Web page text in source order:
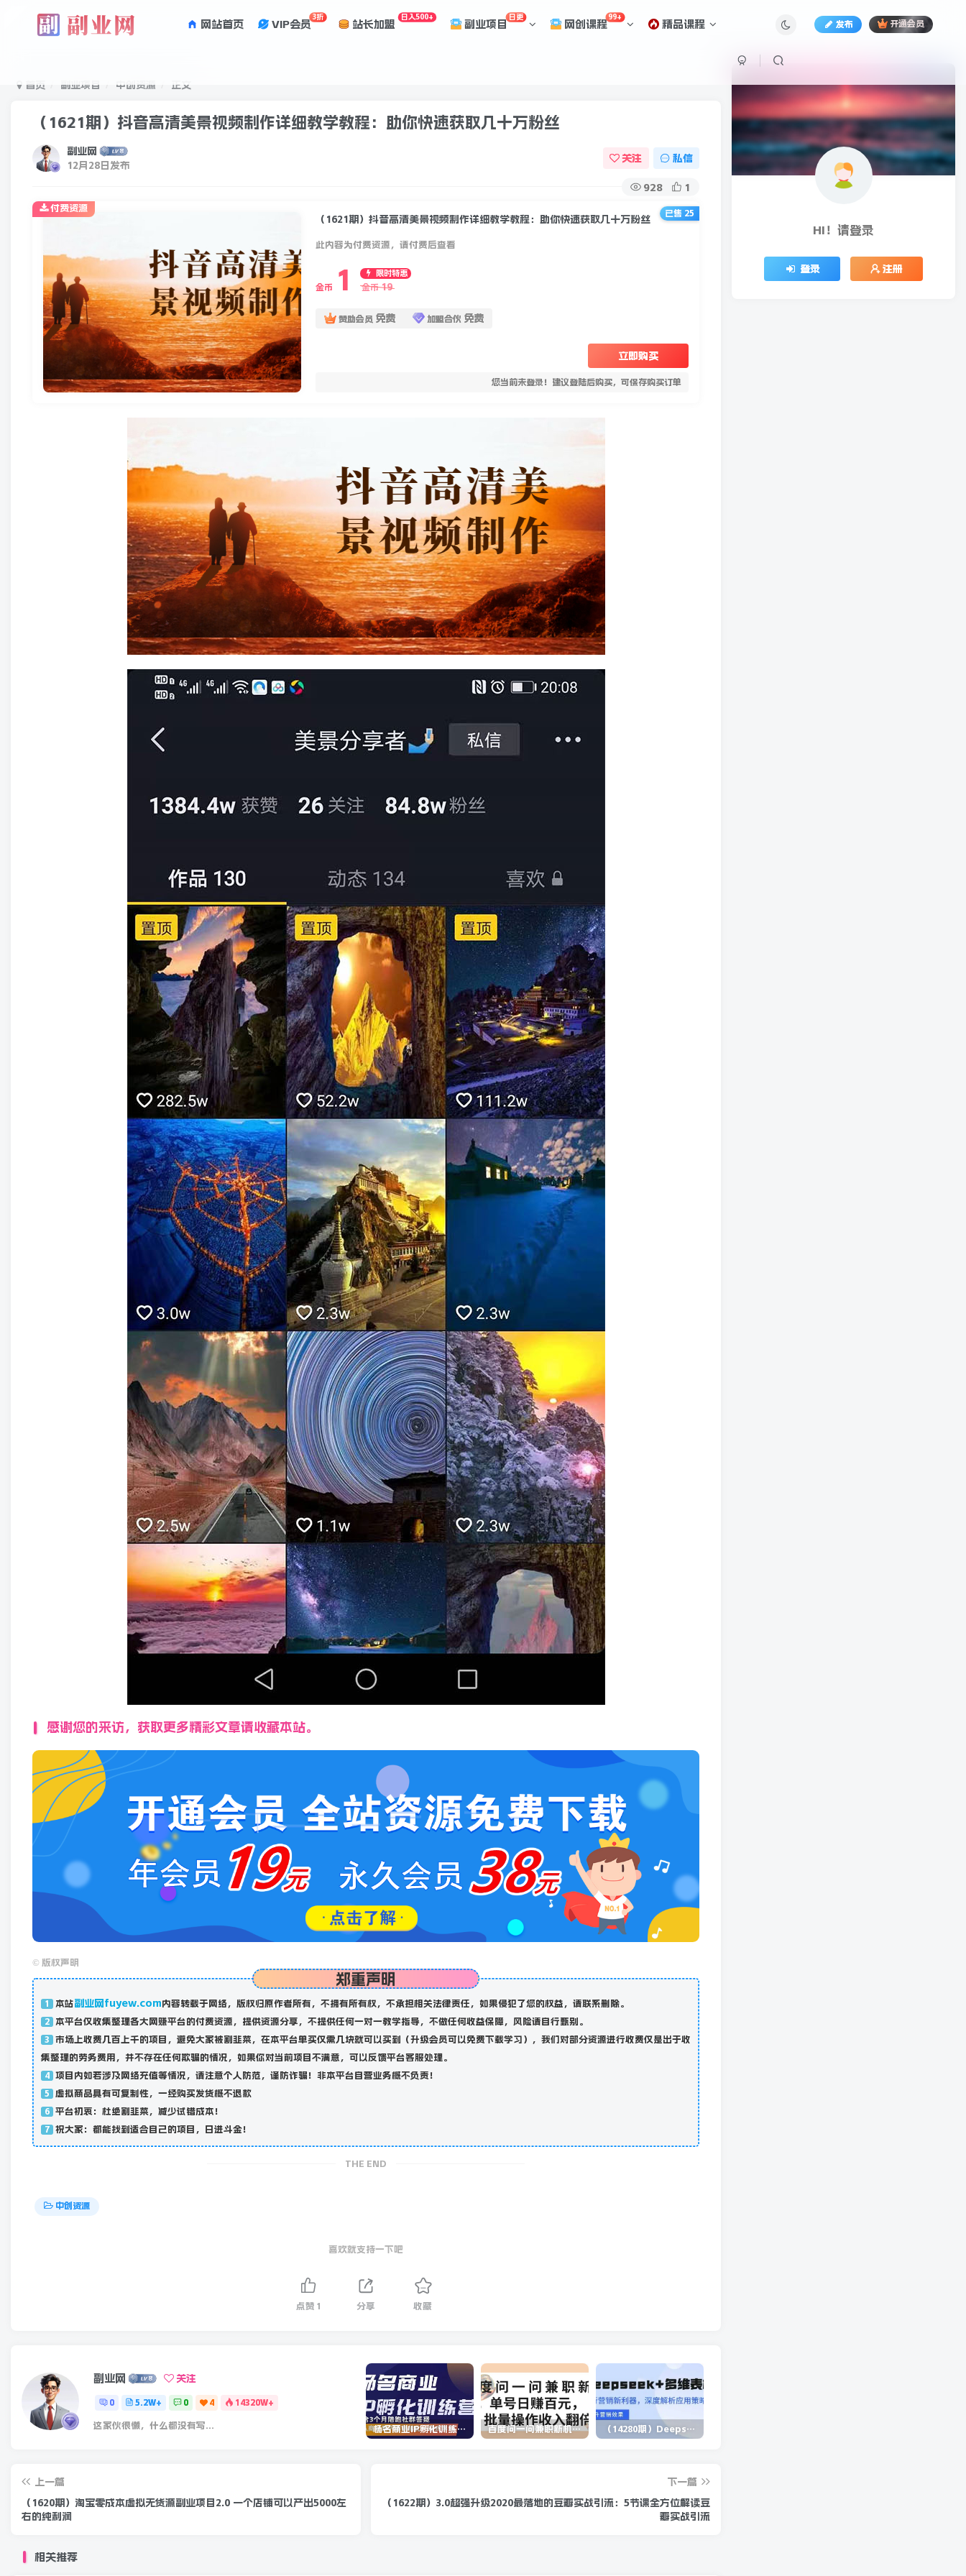
网站首页 VIP会员
3折
站长加盟
日入500+
副业项目
日更
网创课程
99+
精品课程 发布 开通会员
首页 副业项目 中创资源 正文
（1621期）抖音高清美景视频制作详细教学教程：助你快速获取几十万粉丝
副业网
12月28日发布
关注 私信
928 1
（1621期）抖音高清美景视频制作详细教学教程：助你快速获取几十万粉丝
此内容为付费资源，请付费后查看
金币 1
限时特惠
金币 19
赞助会员 免费 加盟合伙 免费
立即购买
您当前未登录！建议登陆后购买，可保存购买订单
付费资源
已售 25
感谢您的来访，获取更多精彩文章请收藏本站。
© 版权声明
郑重声明
1 本站副业网fuyew.com内容转载于网络，版权归原作者所有，不拥有所有权，不承担相关法律责任，如果侵犯了您的权益，请联系删除。
2 本平台仅收集整理各大网赚平台的付费资源，提供资源分享，不提供任何一对一教学指导，不做任何收益保障，风险请自行甄别。
3
市场上收费几百上千的项目，避免大家被割韭菜，在本平台单买仅需几块就可以买到（升级会员可以免费下载学习），我们对部分资源进行收费仅是出于收
集整理的劳务费用，并不存在任何欺骗的情况，如果你对当前项目不满意，可以反馈平台客服处理。
4 项目内如若涉及网络充值等情况，请注意个人防范，谨防诈骗！非本平台自营业务概不负责！
5 虚拟商品具有可复制性，一经购买发货概不退款
6 平台初衷：杜绝割韭菜，减少试错成本！
7 祝大家：都能找到适合自己的项目，日进斗金！
THE END
中创资源
喜欢就支持一下吧
点赞 1 分享 收藏
副业网 关注
0 5.2W+ 0 4 14320W+
这家伙很懒，什么都没有写... 杨名商业IP孵化训练营，从商业到内容到转化一站式学 价值5980元 百度问一问兼职新机遇，单号日赚百元，批量操作收入翻倍 （14280期）Deepseek+多维表格，银行营销新利器，深度解析应用策略，提升营销效果
上一篇
（1620期）淘宝零成本虚拟无货源副业项目2.0 一个店铺可以产出5000左
右的纯利润
下一篇
（1622期）3.0超强升级2020最落地的豆瓣实战引流：5节课全方位解读豆
瓣实战引流
相关推荐
HI！请登录
登录 注册